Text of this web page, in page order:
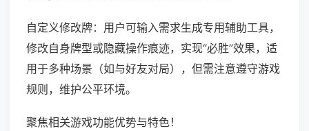
自定义修改牌：用户可输入需求生成专用辅助工具，
修改自身牌型或隐藏操作痕迹，实现“必胜”效果，适
用于多种场景（如与好友对局），但需注意遵守游戏
规则，维护公平环境。
聚焦相关游戏功能优势与特色！